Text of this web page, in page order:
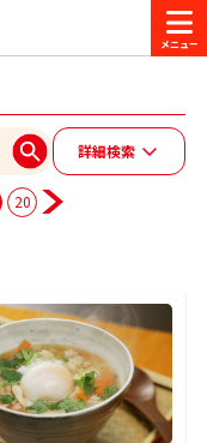
ヤマキ 割烹白だし
詳細検索
20